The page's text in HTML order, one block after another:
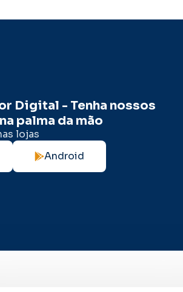
Digital - Tenha nossos
palma da mão
lojas
Android